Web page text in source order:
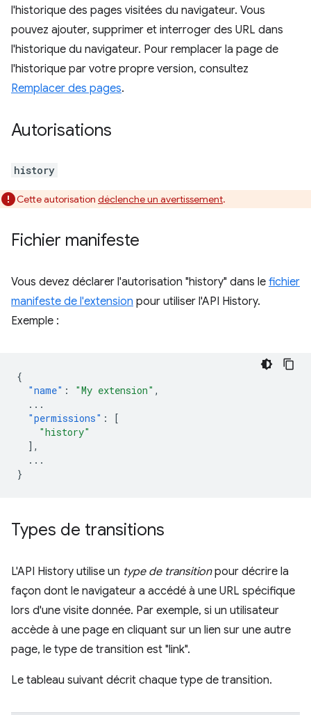
l'historique des pages visitées du navigateur. Vous
pouvez ajouter, supprimer et interroger des URL dans
l'historique du navigateur. Pour remplacer la page de
l'historique par votre propre version, consultez
Remplacer des pages.
Autorisations
history
Cette autorisation déclenche un avertissement.
Fichier manifeste
Vous devez déclarer l'autorisation "history" dans le fichier
manifeste de l'extension pour utiliser l'API History.
Exemple :
{
"name" : "My extension" ,
...
"permissions" :
[
"history"
],
...
}
Types de transitions
L'API History utilise un type de transitionpour décrire la
façon dont le navigateur a accédé à une URL spécifique
lors d'une visite donnée. Par exemple, si un utilisateur
accède à une page en cliquant sur un lien sur une autre
page, le type de transition est "link".
Le tableau suivant décrit chaque type de transition.